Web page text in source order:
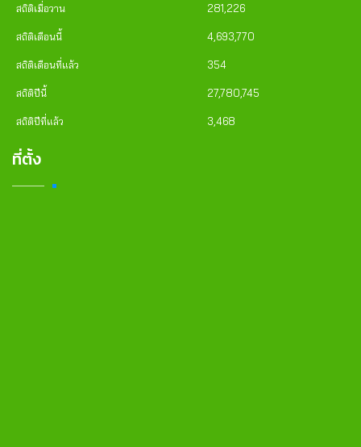
สถิติเมื่อวาน 281,226
สถิติเดือนนี้ 4,693,770
สถิติเดือนที่แล้ว 354
สถิติปีนี้ 27,780,745
สถิติปีที่แล้ว 3,468
ที่ตั้ง